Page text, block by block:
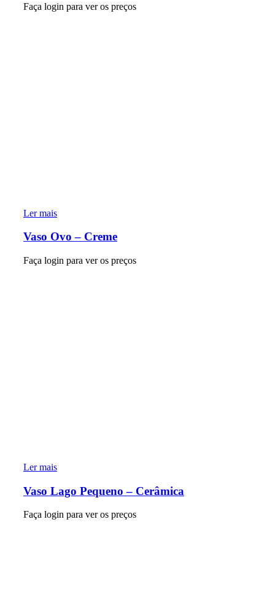
Faça login para ver os preços
Ler mais
Vaso Ovo – Creme
Faça login para ver os preços
Ler mais
Vaso Lago Pequeno – Cerâmica
Faça login para ver os preços